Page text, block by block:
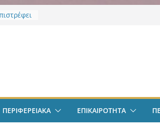
την
ο
ΠΕΡΙΦΕΡΕΙΑΚΑ ΕΠΙΚΑΙΡΟΤΗΤΑ